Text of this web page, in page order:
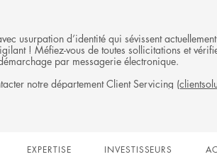
usurpation d’identité qui sévissent
! Méfiez-vous de toutes sollicitations et
par messagerie électronique.
notre département Client Servicing (
EXPERTISE INVESTISSEURS